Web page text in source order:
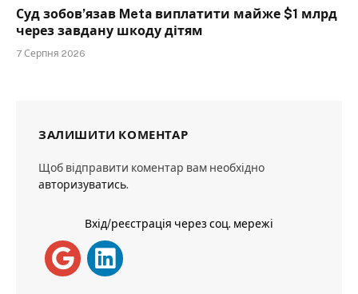
Суд зобов’язав Meta виплатити майже $1 млрд
через завдану шкоду дітям
7 Серпня 2026
ЗАЛИШИТИ КОМЕНТАР
Щоб відправити коментар вам необхідно
авторизуватись.
Вхід/реєстрація через соц. мережі